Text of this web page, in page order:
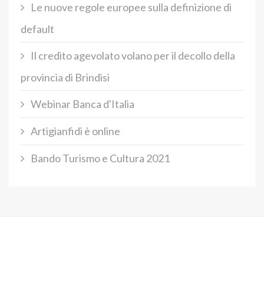
Le nuove regole europee sulla definizione di
default
Il credito agevolato volano per il decollo della
provincia di Brindisi
Webinar Banca d'Italia
Artigianfidi è online
Bando Turismo e Cultura 2021